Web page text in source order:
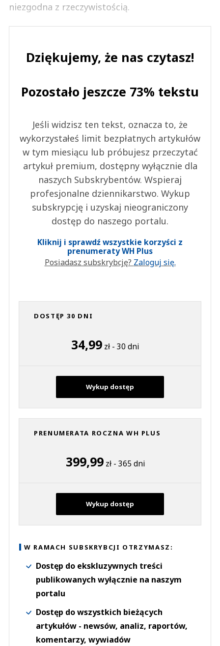
niezgodna z rzeczywistością.
Dziękujemy, że nas czytasz!
Pozostało jeszcze 73% tekstu
Jeśli widzisz ten tekst, oznacza to, że
wykorzystałeś limit bezpłatnych artykułów
w tym miesiącu lub próbujesz przeczytać
artykuł premium, dostępny wyłącznie dla
naszych Subskrybentów. Wspieraj
profesjonalne dziennikarstwo. Wykup
subskrypcję i uzyskaj nieograniczony
dostęp do naszego portalu.
Kliknij i sprawdź wszystkie korzyści z
prenumeraty WH Plus
Posiadasz subskrybcję? Zaloguj się.
DOSTĘP 30 DNI
34,99 zł - 30 dni
Wykup dostęp
PRENUMERATA ROCZNA WH PLUS
399,99zł - 365 dni
Wykup dostęp
W RAMACH SUBSKRYBCJI OTRZYMASZ:
Dostęp do ekskluzywnych treści
publikowanych wyłącznie na naszym
portalu
Dostęp do wszystkich bieżących
artykułów - newsów, analiz, raportów,
komentarzy, wywiadów